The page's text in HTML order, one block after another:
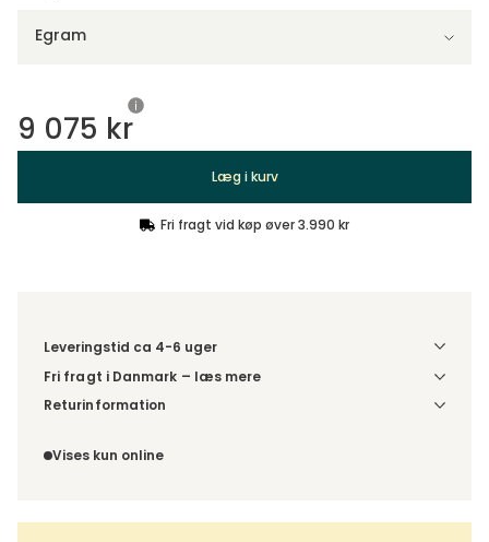
Egram
9 075 kr
Læg i kurv
Fri fragt vid køp øver 3.990 kr
Leveringstid ca 4-6 uger
Fri fragt i Danmark – læs mere
Denne vare leveres til din dør/tomtgrænse. Inden levering
produkter, sendes hele ordren samlet.
Returinformation
fortrydelsesret.
Vises kun online